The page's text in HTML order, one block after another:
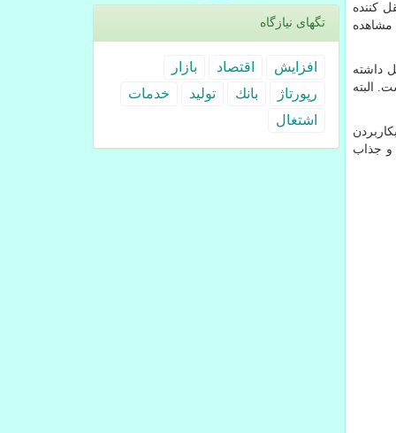
کننده
مشاهده
داشته
البته
بکاربردن
و جذاب
تگهای نیازگاه
افزایش اقتصاد
بازار
رپورتاژ
بانك تولید
خدمات
اشتغال